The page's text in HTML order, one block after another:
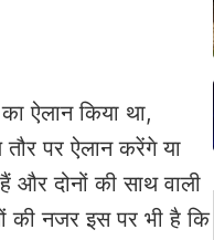
ऐलान किया था,
पर ऐलान करेंगे या
और दोनों की साथ वाली
की नजर इस पर भी है कि